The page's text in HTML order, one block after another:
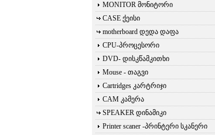
MONITOR მონიტორი
CASE ქეისი
motherboard დედა დაფა
CPU-პროცესორი
DVD- დისკწამკითხი
Mouse - თაგვი
Cartridges კარტრიჯი
CAM კამერა
SPEAKER დინამიკი
Printer scaner -პრინტერი სკანერი